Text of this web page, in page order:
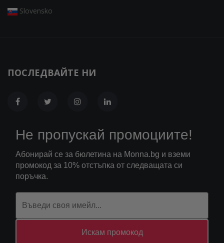
Slovensko
ПОСЛЕДВАЙТЕ НИ
Не пропускай промоциите!
Абонирай се за бюлетина на Monna.bg и вземи
промокод за 10% отстъпка от следващата си
поръчка.
Искам промокод